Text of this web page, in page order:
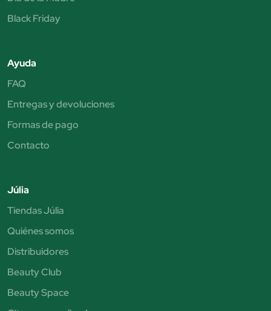
Black Friday
Ayuda
FAQ
Entregas y devoluciones
Formas de pago
Contacto
Júlia
Tiendas Júlia
Quiénes somos
Distribuidores
Beauty Club
Beauty Space